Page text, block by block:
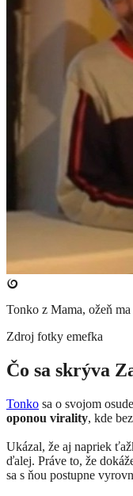
Tonko z Mama, ožeň ma
Zdroj fotky emefka
Čo sa skrýva
Tonko sa o svojom
oponou virality, kde
Ukázal, že aj napriek
ďalej. Práve to, že
sa s ňou postupne